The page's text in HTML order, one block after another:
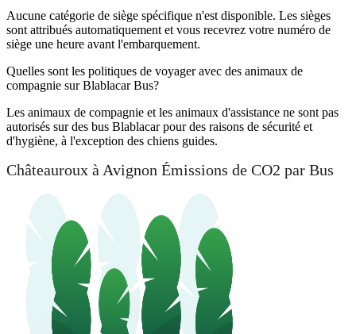
Aucune catégorie de siège spécifique n'est disponible. Les sièges
sont attribués automatiquement et vous recevrez votre numéro de
siège une heure avant l'embarquement.
Quelles sont les politiques de voyager avec des animaux de
compagnie sur Blablacar Bus?
Les animaux de compagnie et les animaux d'assistance ne sont pas
autorisés sur des bus Blablacar pour des raisons de sécurité et
d'hygiène, à l'exception des chiens guides.
Châteauroux à Avignon Émissions de CO2 par Bus